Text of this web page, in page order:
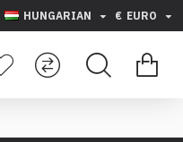
HUNGARIAN € EURO